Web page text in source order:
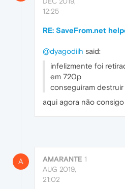
12:25
RE: SaveFrom.net
@dyagodiih said:
infelizmente foi
em 720p
conseguiram
aqui agora não
A AMARANTE 1
AUG 2019,
21:02